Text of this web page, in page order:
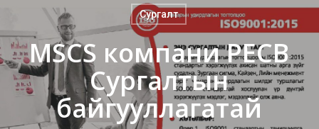
Сургалт
MSCS компани PECB
Сургалтын
байгууллагатай